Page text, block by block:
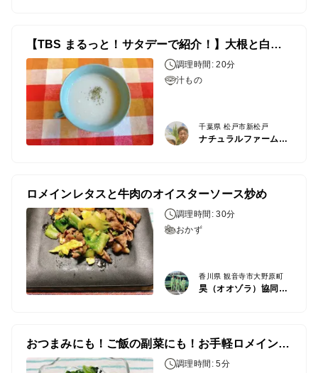
【TBS まるっと！サタデーで紹介！】大根と白菜のポタージュ
調理時間: 20分
汁もの
千葉県 松戸市新松戸
ナチュラルファーム高橋農園
ロメインレタスと牛肉のオイスターソース炒め
調理時間: 30分
おかず
香川県 観音寺市大野原町
昊（オオゾラ）協同組合
おつまみにも！ご飯の副菜にも！お手軽ロメインレタスの塩昆布和え
調理時間: 5分